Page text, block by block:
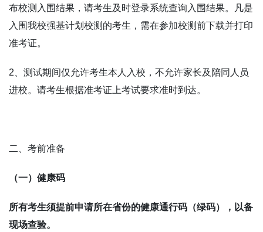
布校测入围结果，请考生及时登录系统查询入围结果。凡是
入围我校强基计划校测的考生，需在参加校测前下载并打印
准考证。
2 、测试期间仅允许考生本人入校，不允许家长及陪同人员
进校。请考生根据准考证上考试要求准时到达。
二、考前准备
（一）健康码
所有考生须提前申请所在省份的健康通行码（绿码），以备
现场查验。